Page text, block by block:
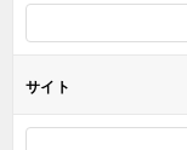
サイト